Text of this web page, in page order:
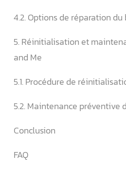
4.2. Options de réparation
5. Réinitialisation et
and Me
5.1. Procédure de
5.2. Maintenance préventive
Conclusion
FAQ